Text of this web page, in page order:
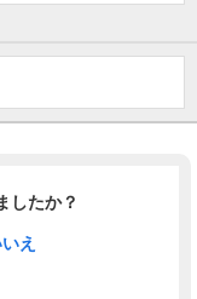
したか？
え